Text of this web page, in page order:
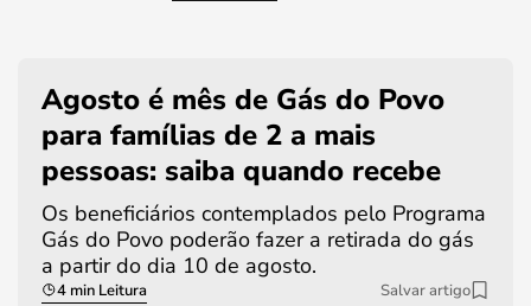
Agosto é mês de Gás do Povo
para famílias de 2 a mais
pessoas: saiba quando recebe
Os beneficiários contemplados pelo Programa
Gás do Povo poderão fazer a retirada do gás
a partir do dia 10 de agosto.
4 min Leitura Salvar artigo